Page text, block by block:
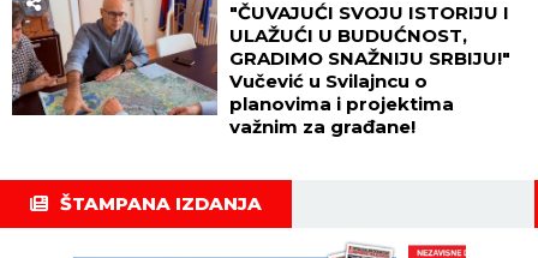
"ČUVAJUĆI SVOJU ISTORIJU I
ULAŽUĆI U BUDUĆNOST,
GRADIMO SNAŽNIJU SRBIJU!"
Vučević u Svilajncu o
planovima i projektima
važnim za građane!
ŠTAMPANA IZDANJA